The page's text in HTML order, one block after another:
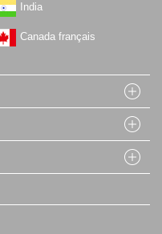
India
Canada français